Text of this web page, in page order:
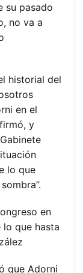
su pasado
no va a
historial del
en el
y
lo que
en
que hasta
que Adorni